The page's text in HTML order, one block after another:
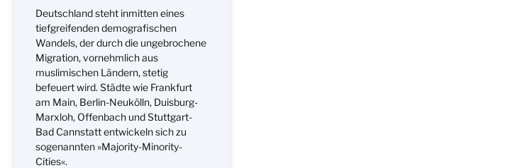
Deutschland steht inmitten eines
tiefgreifenden demografischen
Wandels, der durch die ungebrochene
Migration, vornehmlich aus
muslimischen Ländern, stetig
befeuert wird. Städte wie Frankfurt
am Main, Berlin-Neukölln, Duisburg-
Marxloh, Offenbach und Stuttgart-
Bad Cannstatt entwickeln sich zu
sogenannten »Majority-Minority-
Cities«.